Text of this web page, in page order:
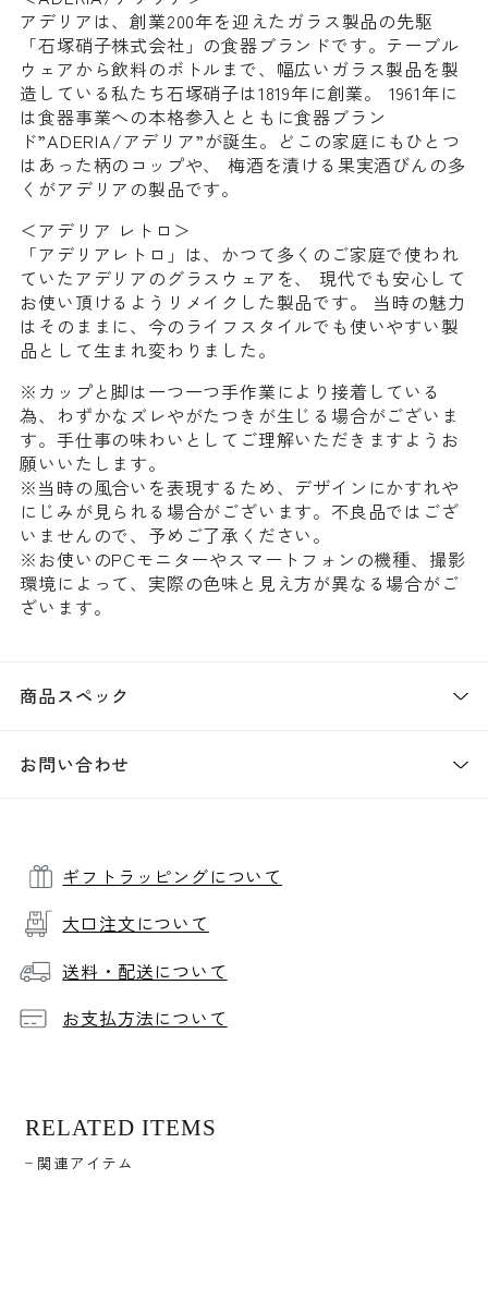
アデリアは、創業200年を迎えたガラス製品の先駆
「石塚硝子株式会社」の食器ブランドです。テーブル
ウェアから飲料のボトルまで、幅広いガラス製品を製
造している私たち石塚硝子は1819年に創業。 1961年に
は食器事業への本格参入とともに食器ブラン
ド”ADERIA/アデリア”が誕生。どこの家庭にもひとつ
はあった柄のコップや、 梅酒を漬ける果実酒びんの多
くがアデリアの製品です。
＜アデリア レトロ＞
「アデリアレトロ」は、かつて多くのご家庭で使われ
ていたアデリアのグラスウェアを、 現代でも安心して
お使い頂けるようリメイクした製品です。 当時の魅力
はそのままに、今のライフスタイルでも使いやすい製
品として生まれ変わりました。
※カップと脚は一つ一つ手作業により接着している
為、わずかなズレやがたつきが生じる場合がございま
す。手仕事の味わいとしてご理解いただきますようお
願いいたします。
※当時の風合いを表現するため、デザインにかすれや
にじみが見られる場合がございます。不良品ではござ
いませんので、予めご了承ください。
※お使いのPCモニターやスマートフォンの機種、撮影
環境によって、実際の色味と見え方が異なる場合がご
ざいます。
商品スペック
お問い合わせ
ギフトラッピングについて
大口注文について
送料・配送について
お支払方法について
RELATED ITEMS
関連アイテム